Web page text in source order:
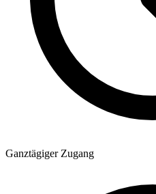
Ganztägiger Zugang